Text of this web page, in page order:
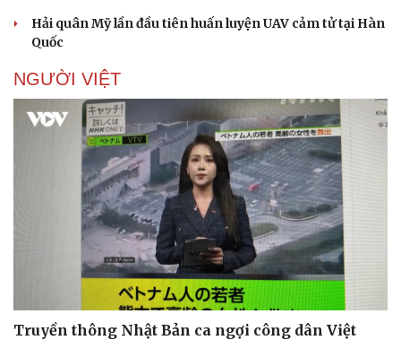
Hải quân Mỹ lần đầu tiên huấn luyện UAV cảm tử tại Hàn
Quốc
NGƯỜI VIỆT
Truyền thông Nhật Bản ca ngợi công dân Việt